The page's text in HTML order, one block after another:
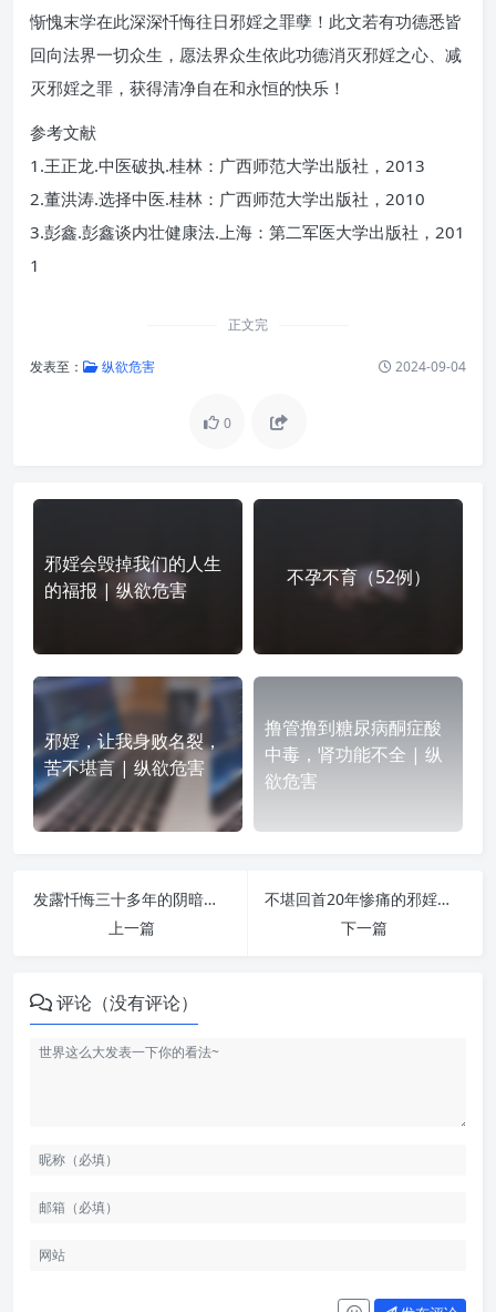
惭愧末学在此深深忏悔往日邪婬之罪孽！此文若有功德悉皆
回向法界一切众生，愿法界众生依此功德消灭邪婬之心、减
灭邪婬之罪，获得清净自在和永恒的快乐！
参考文献
1.王正龙.中医破执.桂林：广西师范大学出版社，2013
2.董洪涛.选择中医.桂林：广西师范大学出版社，2010
3.彭鑫.彭鑫谈内壮健康法.上海：第二军医大学出版社，201
1
正文完
发表至： 纵欲危害 2024-09-04
0
邪婬会毁掉我们的人生
的福报 | 纵欲危害
不孕不育（52例）
邪婬，让我身败名裂，
苦不堪言 | 纵欲危害
撸管撸到糖尿病酮症酸
中毒，肾功能不全 | 纵
欲危害
发露忏悔三十多年的阴暗和罪恶 | 纵欲危害
上一篇
不堪回首20年惨痛的邪婬之路 | 纵欲危害
下一篇
评论（没有评论）